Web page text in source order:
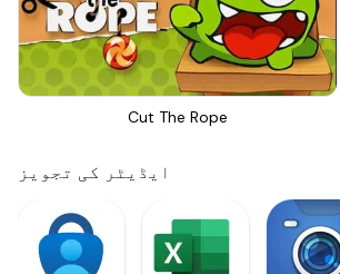
Cut The Rope
ایڈیٹر کی تجویز